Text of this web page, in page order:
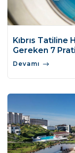
Kıbrıs Tatiline
Gereken 7
Devamı